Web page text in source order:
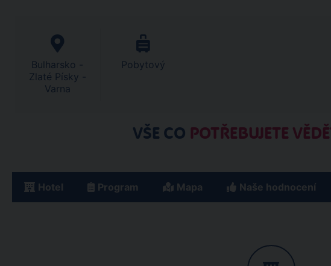
Bulharsko -
Zlaté Písky -
Varna
Pobytový
VŠE CO POTŘEBUJETE
Hotel Program Mapa Naše hodnocení